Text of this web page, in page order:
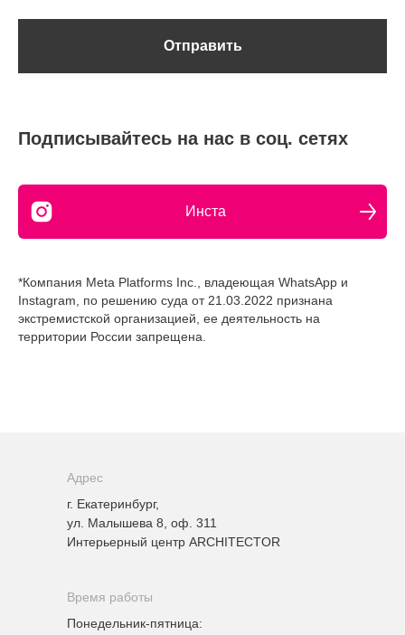
Отправить
Подписывайтесь на нас в соц. сетях
Инста
*Компания Meta Platforms Inc., владеющая WhatsApp и
Instagram, по решению суда от 21.03.2022 признана
экстремистской организацией, ее деятельность на
территории России запрещена.
Адрес
Время работы
г. Екатеринбург,
ул. Малышева 8, оф. 311
Интерьерный центр ARCHITECTOR
Понедельник-пятница: